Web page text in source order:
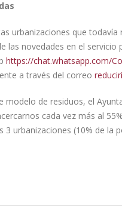
urbanizaciones que
las novedades en el
https://chat.whatsapp.com/
a través del correo
modelo de residuos, el
cada vez más al
3 urbanizaciones (10% de